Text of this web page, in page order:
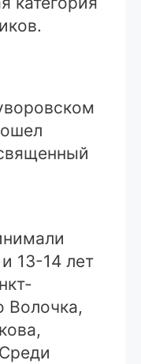
13-14 лет
Волочка,